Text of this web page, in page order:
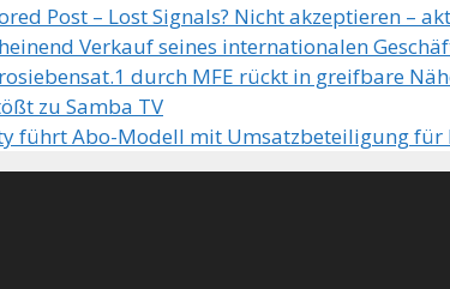
Post – Lost Signals? Nicht akzeptieren –
Verkauf seines internationalen
durch MFE rückt in greifbare
zu Samba TV
führt Abo-Modell mit Umsatzbeteiligung für